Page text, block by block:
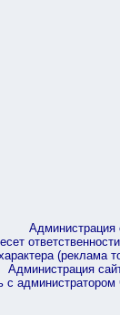
Администрация
(реклама
Администрация
с